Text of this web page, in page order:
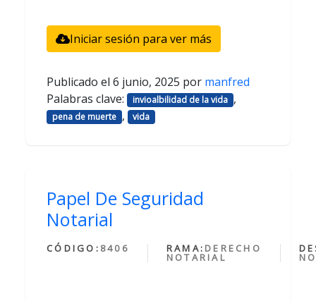
Iniciar sesión para ver más
Publicado el 6 junio, 2025 por manfred
Palabras clave:
invioalbilidad de la vida ,
pena de muerte , vida
Papel De Seguridad
Notarial
CÓDIGO: 8406 RAMA: DERECHO
NOTARIAL